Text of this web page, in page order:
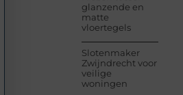
glanzende en
matte
vloertegels
Slotenmaker
Zwijndrecht voor
veilige
woningen